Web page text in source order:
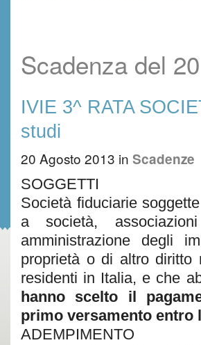
Scadenza del
IVIE 3^ RATA
studi
20 Agosto 2013 in Scadenze
SOGGETTI
Società fiduciarie
a società,
amministrazione degli
proprietà o di altro diritto
residenti in Italia, e che
hanno scelto il
primo versamento entro
ADEMPIMENTO